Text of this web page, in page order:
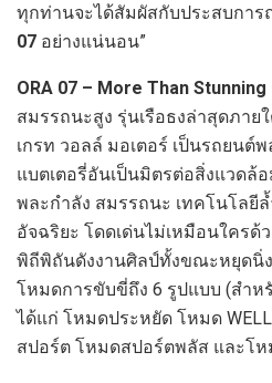
ทุกท่านจะได้สัมผัสกับประสบกา
07 อย่างแน่นอน”
ORA 07 – More Than Stunning
สมรรถนะสูง รุ่นเรือธงล่าสุดภา
เกรท วอลล์ มอเตอร์ เป็นรถยนต์
แบตเตอรี่อันเป็นมิตรต่อสิ่งแวดล้
พละกำลัง สมรรถนะ เทคโนโลยี
อัจฉริยะ โดดเด่นไม่เหมือนใคร
พิถีพิถันดังงานศิลป์ทั้งขณะหยุดนิ่
โหมดการขับขี่ถึง 6 รูปแบบ (สำหรั
ได้แก่ โหมดประหยัด โหมด
สปอร์ต โหมดสปอร์ตพลัส และโ